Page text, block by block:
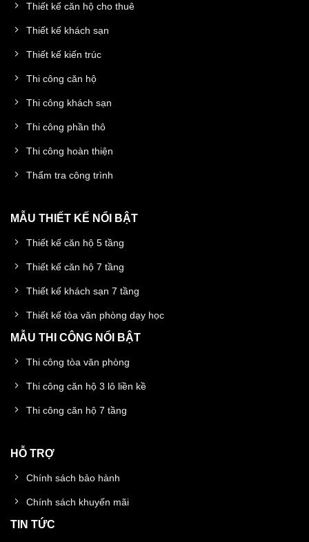
Thiết kế căn hộ cho thuê
Thiết kế khách sạn
Thiết kế kiến trúc
Thi công căn hộ
Thi công khách sạn
Thi công phần thô
Thi công hoàn thiện
Thẩm tra công trình
MẪU THIẾT KẾ NỔI BẬT
Thiết kế căn hộ 5 tầng
Thiết kế căn hộ 7 tầng
Thiết kế khách sạn 7 tầng
Thiết kế tòa văn phòng dạy học
MẪU THI CÔNG NỔI BẬT
Thi công tòa văn phòng
Thi công căn hộ 3 lô liền kề
Thi công căn hộ 7 tầng
HỖ TRỢ
Chính sách bảo hành
Chính sách khuyến mãi
TIN TỨC